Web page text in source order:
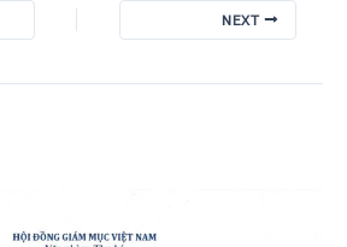
NEXT